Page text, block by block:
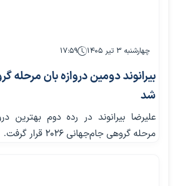
چهارشنبه ۳ تیر ۱۴۰۵ ۱۷:۵۹
بیرانوند دومین دروازه بان مرحله
شد
علیرضا بیرانوند در رده دوم بهترین
مرحله گروهی جام‌جهانی ۲۰۲۶ قرار گرفت.